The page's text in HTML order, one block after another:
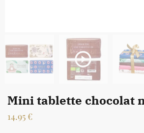
Mini tablette chocolat
14.95 €